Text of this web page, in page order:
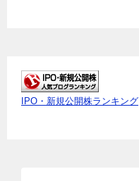
IPO・新規公開株ランキング